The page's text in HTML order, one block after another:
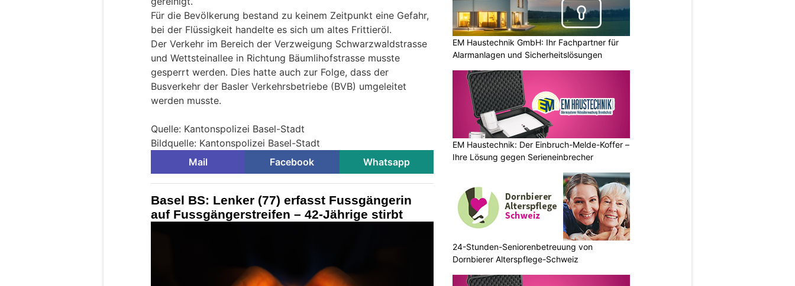
Für die Bevölkerung bestand zu keinem Zeitpunkt eine Gefahr,
bei der Flüssigkeit handelte es sich um altes Frittieröl.
Der Verkehr im Bereich der Verzweigung Schwarzwaldstrasse
und Wettsteinallee in Richtung Bäumlihofstrasse musste
gesperrt werden. Dies hatte auch zur Folge, dass der
Busverkehr der Basler Verkehrsbetriebe (BVB) umgeleitet
werden musste.
Quelle: Kantonspolizei Basel-Stadt
Bildquelle: Kantonspolizei Basel-Stadt
Mail
Facebook Whatsapp
Basel BS: Lenker (77) erfasst Fussgängerin
auf Fussgängerstreifen – 42-Jährige stirbt
EM Haustechnik GmbH: Ihr Fachpartner für
Alarmanlagen und Sicherheitslösungen
EM Haustechnik: Der Einbruch-Melde-Koffer –
Ihre Lösung gegen Serieneinbrecher
24-Stunden-Seniorenbetreuung von
Dornbierer Alterspflege-Schweiz